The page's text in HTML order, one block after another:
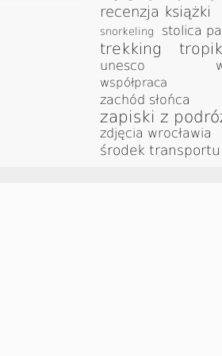
recenzja książki
snorkeling stolica
trekking
unesco
współpraca
zachód słońca
zapiski z
zdjęcia wrocławia
środek transportu